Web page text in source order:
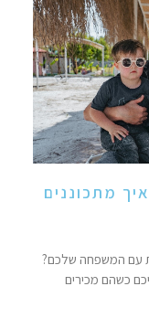
מתכוננים
המשפחה שלכם?
מכירים